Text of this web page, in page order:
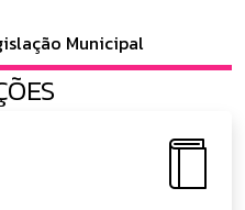
Municipal